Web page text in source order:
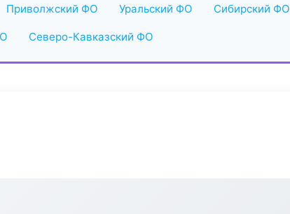
Приволжский ФО Уральский ФО Сибирский ФО
Северо-Кавказский ФО